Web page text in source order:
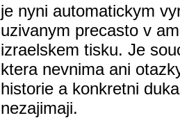
je nyni automatickym
uzivanym precasto v
izraelskem tisku. Je
ktera nevnima ani
historie a konkretni
nezajimaji.